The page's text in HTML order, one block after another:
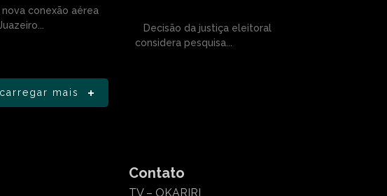
conexão aérea
Decisão da justiça eleitoral
considera pesquisa...
carregar mais
Contato
TV – OKARIRI